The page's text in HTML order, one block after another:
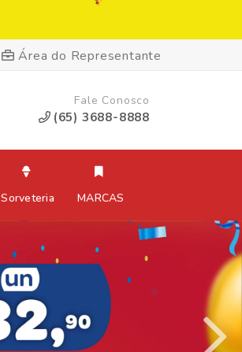
Área do Representante
Fale Conosco
(65) 3688-8888
Sorveteria MARCAS